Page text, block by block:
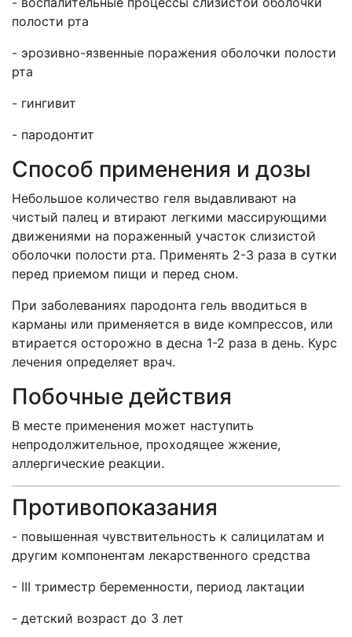
полости рта
- эрозивно-язвенные поражения оболочки полости
рта
- гингивит
- пародонтит
Способ применения и дозы
Небольшое количество геля выдавливают на
чистый палец и втирают легкими массирующими
движениями на пораженный участок слизистой
оболочки полости рта. Применять 2-3 раза в сутки
перед приемом пищи и перед сном.
При заболеваниях пародонта гель вводиться в
карманы или применяется в виде компрессов, или
втирается осторожно в десна 1-2 раза в день. Курс
лечения определяет врач.
Побочные действия
В месте применения может наступить
непродолжительное, проходящее жжение,
аллергические реакции.
Противопоказания
- повышенная чувствительность к салицилатам и
другим компонентам лекарственного средства
- III триместр беременности, период лактации
- детский возраст до 3 лет